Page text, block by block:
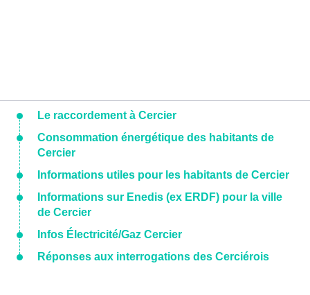
Le raccordement à Cercier
Consommation énergétique des habitants de
Cercier
Informations utiles pour les habitants de Cercier
Informations sur Enedis (ex ERDF) pour la ville
de Cercier
Infos Électricité/Gaz Cercier
Réponses aux interrogations des Cerciérois